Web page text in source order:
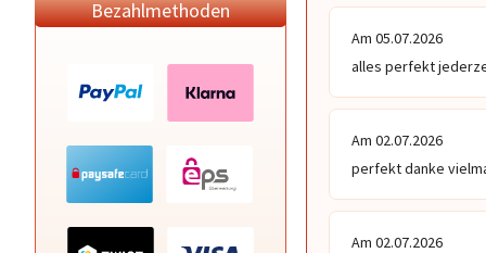
Bezahlmethoden
Am 05.07.2026
alles perfekt
Am 02.07.2026
perfekt danke
Am 02.07.2026